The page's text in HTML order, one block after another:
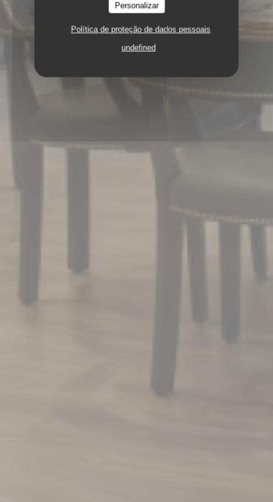
Personalizar
Política de proteção de dados pessoais
undefined